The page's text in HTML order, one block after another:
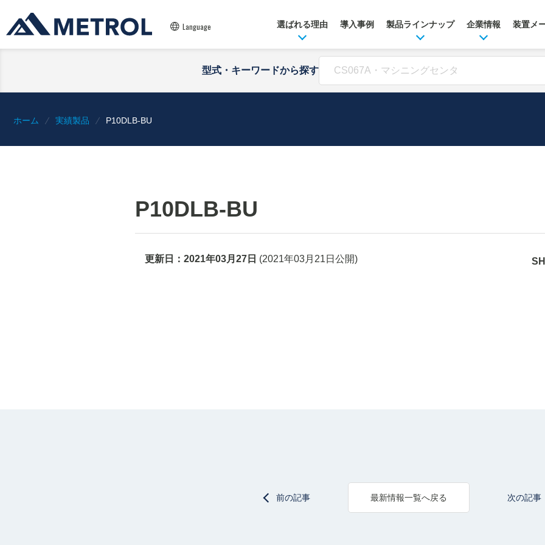
Language 選ばれる理由 導入事例 製品ラインナップ 企業情報 装置メ
型式・キーワードから探す
ホーム 実績製品 P10DLB-BU
P10DLB-BU
更新日： 2021年03月27日 (2021年03月21日 公開)
前の記事 最新情報一覧へ戻る 次の記事